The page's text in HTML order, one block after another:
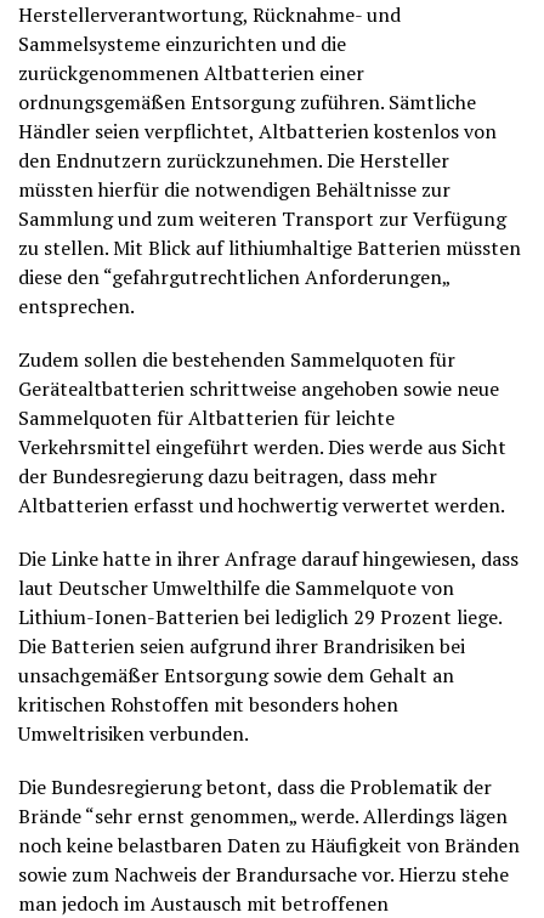
Herstellerverantwortung, Rücknahme- und
Sammelsysteme einzurichten und die
zurückgenommenen Altbatterien einer
ordnungsgemäßen Entsorgung zuführen. Sämtliche
Händler seien verpflichtet, Altbatterien kostenlos von
den Endnutzern zurückzunehmen. Die Hersteller
müssten hierfür die notwendigen Behältnisse zur
Sammlung und zum weiteren Transport zur Verfügung
zu stellen. Mit Blick auf lithiumhaltige Batterien müssten
diese den “gefahrgutrechtlichen Anforderungen„
entsprechen.
Zudem sollen die bestehenden Sammelquoten für
Gerätealtbatterien schrittweise angehoben sowie neue
Sammelquoten für Altbatterien für leichte
Verkehrsmittel eingeführt werden. Dies werde aus Sicht
der Bundesregierung dazu beitragen, dass mehr
Altbatterien erfasst und hochwertig verwertet werden.
Die Linke hatte in ihrer Anfrage darauf hingewiesen, dass
laut Deutscher Umwelthilfe die Sammelquote von
Lithium-Ionen-Batterien bei lediglich 29 Prozent liege.
Die Batterien seien aufgrund ihrer Brandrisiken bei
unsachgemäßer Entsorgung sowie dem Gehalt an
kritischen Rohstoffen mit besonders hohen
Umweltrisiken verbunden.
Die Bundesregierung betont, dass die Problematik der
Brände “sehr ernst genommen„ werde. Allerdings lägen
noch keine belastbaren Daten zu Häufigkeit von Bränden
sowie zum Nachweis der Brandursache vor. Hierzu stehe
man jedoch im Austausch mit betroffenen